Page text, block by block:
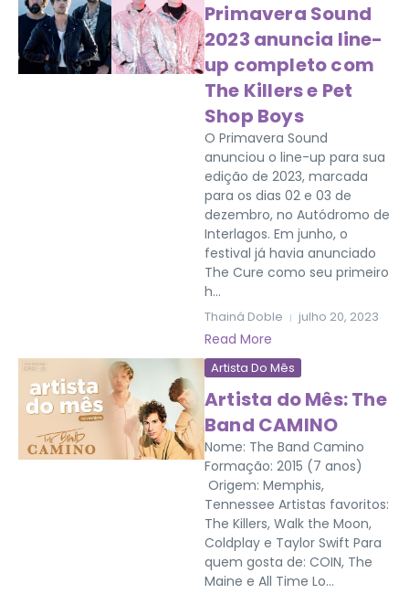
Primavera Sound
2023 anuncia line-
up completo com
The Killers e Pet
Shop Boys
O Primavera Sound
anunciou o line-up para sua
edição de 2023, marcada
para os dias 02 e 03 de
dezembro, no Autódromo de
Interlagos. Em junho, o
festival já havia anunciado
The Cure como seu primeiro
h...
Thainá Doble julho 20, 2023
Read More
Artista Do Mês
Artista do Mês: The
Band CAMINO
Nome: The Band Camino
Formação: 2015 (7 anos)
Origem: Memphis,
Tennessee Artistas favoritos:
The Killers, Walk the Moon,
Coldplay e Taylor Swift Para
quem gosta de: COIN, The
Maine e All Time Lo...